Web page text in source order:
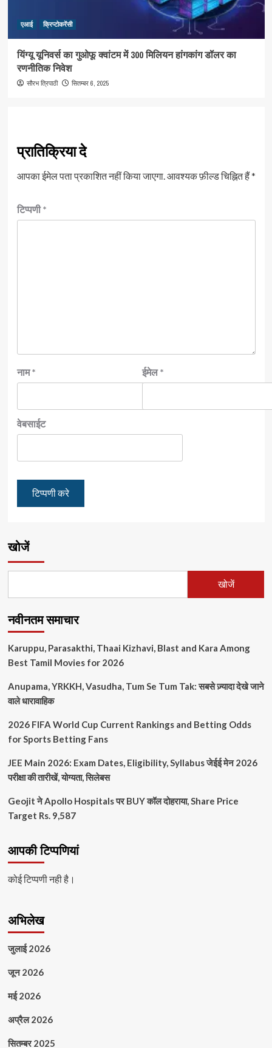
एआई क्रिप्टोकरेंसी
यिंग्यू यूनिवर्स का गुओफू क्वांटम में 300 मिलियन हांगकांग डॉलर का
रणनीतिक निवेश
सौरभ त्रिपाठी सितम्बर 6, 2025
प्रातिक्रिया दे
आपका ईमेल पता प्रकाशित नहीं किया जाएगा. आवश्यक फ़ील्ड चिह्नित हैं*
टिप्पणी*
नाम* ईमेल*
वेबसाईट
खोजें
खोजें
नवीनतम समाचार
Karuppu, Parasakthi, Thaai Kizhavi, Blast and Kara Among
Best Tamil Movies for 2026
Anupama, YRKKH, Vasudha, Tum Se Tum Tak: सबसे ज़्यादा देखे जाने
वाले धारावाहिक
2026 FIFA World Cup Current Rankings and Betting Odds
for Sports Betting Fans
JEE Main 2026: Exam Dates, Eligibility, Syllabus जेईई मेन 2026
परीक्षा की तारीखें, योग्यता, सिलेबस
Geojit ने Apollo Hospitals पर BUY कॉल दोहराया, Share Price
Target Rs. 9,587
आपकी टिप्पणियां
कोई टिप्पणी नही है।
अभिलेख
जुलाई 2026
जून 2026
मई 2026
अप्रैल 2026
सितम्बर 2025